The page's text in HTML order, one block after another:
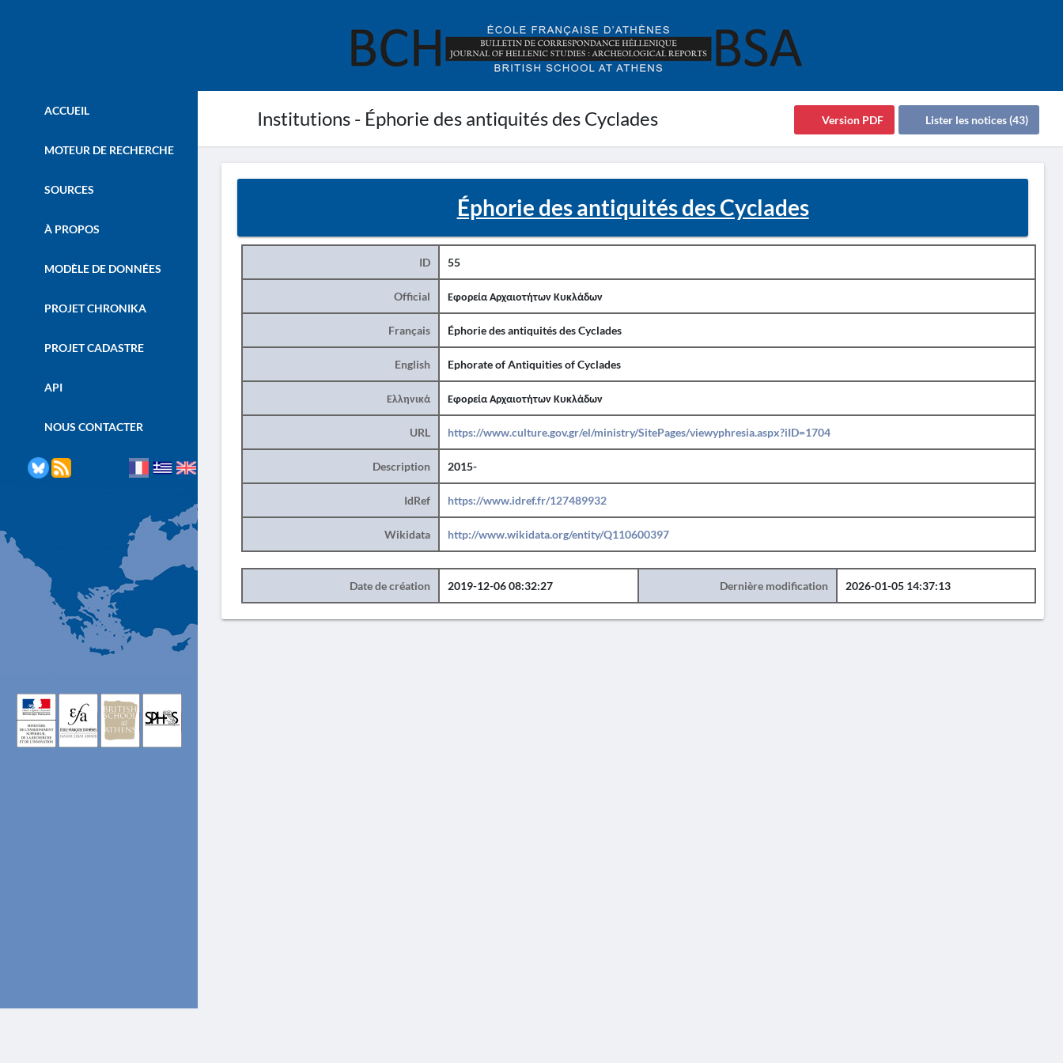
Institutions - Éphorie des antiquités des Cyclades Lister les notices (43)
Version PDF
ACCUEIL
MOTEUR DE RECHERCHE
SOURCES
À PROPOS
MODÈLE DE DONNÉES
PROJET CHRONIKA
PROJET CADASTRE
API
NOUS CONTACTER
Éphorie des antiquités des Cyclades
ID 55
Official Εφορεία Αρχαιοτήτων Κυκλάδων
Français Éphorie des antiquités des Cyclades
English Ephorate of Antiquities of Cyclades
Ελληνικά Εφορεία Αρχαιοτήτων Κυκλάδων
URL https://www.culture.gov.gr/el/ministry/SitePages/viewyphresia.aspx?iID=1704
Description 2015-
IdRef https://www.idref.fr/127489932
Wikidata http://www.wikidata.org/entity/Q110600397
Date de création 2019-12-06 08:32:27 Dernière modification 2026-01-05 14:37:13